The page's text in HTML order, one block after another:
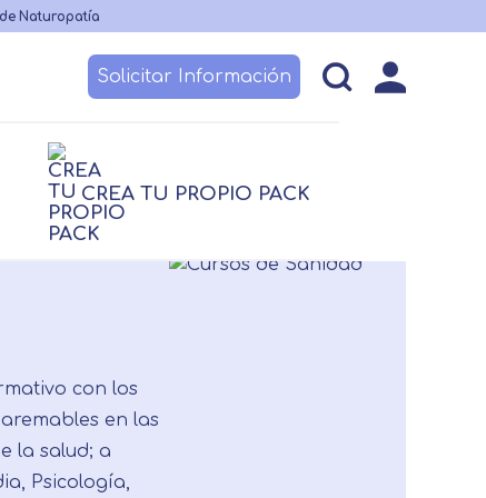
Naturopatía
Becas y financiación
Solicitar Información
CREA TU PROPIO PACK
con los
en las
la salud; a
Psicología,